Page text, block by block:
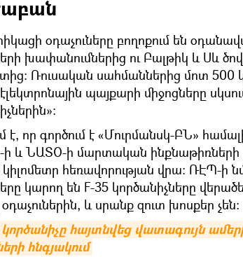
օդաչուները բողոքում են
խափանումներից ու Բալթիկ և Սև
Ռուսական սահմաններից մոտ 500
պայքարի միջոցները
է, որ գործում է «Մուրմանսկ-ԲՆ»
և ՆԱՏՕ-ի մարտական ինքնաթիռների
կիլոմետր հեռավորության վրա: ՌԷՊ-ի
կարող են F-35 կործանիչները
օդաչուներին, և սրանք զուտ խոսքեր չեն:
կործանիչը հայտնվեց վատագույն
հնգյակում